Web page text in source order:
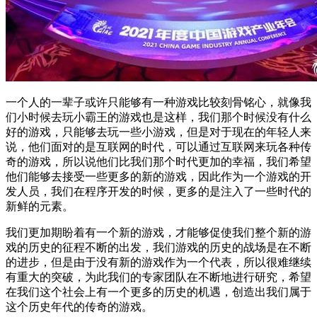
一个人的一辈子或许只能够有一种游戏比较刻骨铭心，就像我
们小时候去玩小霸王的游戏也是这样，我们那个时候没有什么
好的游戏，只能够去玩一些小游戏，但是对于现在的年轻人来
说，他们面对的是互联网的时代，可以通过互联网来玩各种传
奇的游戏，所以说他们比我们那个时代更加的幸福，我们希望
他们能够去接受一些更多的新的游戏，因此作为一个游戏的开
发人员，我们在程序开发的时候，更多的是注入了一些时代的
新鲜的元素。
我们更加期盼着有一个新的游戏，才能够促使我们整个新的游
戏的历史的征程不断的出发，我们游戏的历史的战场是在不断
的进步，但是由于没有新的游戏作为一个代表，所以很难继续
有重大的突破，为此我们的专家团队在不断地进行研究，希望
在我们这个社会上有一个更多的历史的机遇，创造出我们属于
这个历史年代的传奇的游戏。